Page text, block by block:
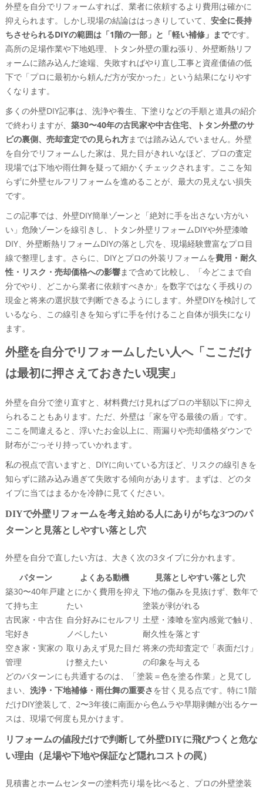
ディングの浮きなど）
外壁リフォームをDIYでできる範囲と「絶対に手を出さな
い方がいい」危険ゾーン
1階部分の外壁塗装や外壁修繕で、現実的にDIYが向い
ているケースとは
DIY外壁リフォームで済まなくなるNG症状を見抜くポ
イント
トタン外壁リフォームや外壁カバー工法をDIYで行う
際に陥りやすい「雨仕舞」と「下地」トラブル
外壁リフォームDIYのやり方と必要な道具を、プロ目線
DIY外壁塗装の基本手順を“なぜこの順番？”から理解
する
外壁DIYに必要な道具と材料を一気にチェック！
高圧洗浄機・マスキングテープ・養生シート・コーキ
ング材・ローラー・外壁用塗料の選び方ガイド
古民家外壁リフォームDIYやトタン外壁張り替えDIYで
絶対に外せない“下地の見極め方”
外壁DIYとプロの外装リフォームを、費用と耐久性とリス
外壁を自分でリフォームした場合のリアルな費用シミ
ュレーション
塗料代や道具代や足場レンタル代など「見える費用」
プロの外壁塗装やサイディング張り替え、トタン外壁
重ね張りの相場感を知ろう
「安い外壁DIY」と「一見高い外装リフォーム」―10
古民家や中古住宅の外壁セルフリフォームで、ネットのま
とめ記事を鵜呑みにしてはいけない理由
スク
トタン外壁DIYやトタン外壁リフォームDIYでサビの裏
外壁断熱リフォームを自分でやる前に知っておきたい
結露・カビ・構造材劣化の話
「500万円あればここまで外装リフォーム可能」
「100万円ならここまで」現実的なラインを知ろう
DIY外壁リフォームが「売却価格」と「将来の選択肢」に
与える意外な影響
自分で外壁をリフォームした家は不動産査定でどう見
られやすいのか
見た目はきれいでも要注意！目地やコーキングや水切
りのチェックポイント
外壁セルフリフォームと外装リフォーム済み物件の売
空き家や再建築不可物件、連棟長屋など訳あり物件で
外壁DIYする前の「出口戦略」
こんな外壁トラブルはDIYで悪化させがち―リアルな現場
外壁を自分でリフォームすれば、業者に依頼するより費用は確かに
抑えられます。しかし現場の結論ははっきりしていて、 安全に長持
ちさせられるDIYの範囲は「1階の一部」と「軽い補修」までです。
高所の足場作業や下地処理、トタン外壁の重ね張り、外壁断熱リフ
ォームに踏み込んだ途端、失敗すればやり直し工事と資産価値の低
下で「プロに最初から頼んだ方が安かった」という結果になりやす
くなります。
多くの外壁DIY記事は、洗浄や養生、下塗りなどの手順と道具の紹介
で終わりますが、 築30〜40年の古民家や中古住宅、トタン外壁のサ
ビの裏側、売却査定での見られ方までは踏み込んでいません。外壁
を自分でリフォームした家は、見た目がきれいなほど、プロの査定
現場では下地や雨仕舞を疑って細かくチェックされます。ここを知
らずに外壁セルフリフォームを進めることが、最大の見えない損失
です。
この記事では、外壁DIY簡単ゾーンと「絶対に手を出さない方がい
い」危険ゾーンを線引きし、トタン外壁リフォームDIYや外壁漆喰
DIY、外壁断熱リフォームDIYの落とし穴を、現場経験豊富なプロ目
線で整理します。さらに、DIYとプロの外装リフォームを費用・耐久
性・リスク・売却価格への影響まで含めて比較し、「今どこまで自
分でやり、どこから業者に依頼すべきか」を数字ではなく手残りの
現金と将来の選択肢で判断できるようにします。外壁DIYを検討して
いるなら、この線引きを知らずに手を付けること自体が損失になり
ます。
外壁を自分でリフォームしたい人へ「ここだけ
は最初に押さえておきたい現実」
外壁を自分で塗り直すと、材料費だけ見ればプロの半額以下に抑え
られることもあります。ただ、外壁は「家を守る最後の盾」です。
ここを間違えると、浮いたお金以上に、雨漏りや売却価格ダウンで
財布がごっそり持っていかれます。
私の視点で言いますと、DIYに向いている方ほど、リスクの線引きを
知らずに踏み込み過ぎて失敗する傾向があります。まずは、どのタ
イプに当てはまるかを冷静に見てください。
DIYで外壁リフォームを考え始める人にありがちな3つのパ
ターンと見落としやすい落とし穴
外壁を自分で直したい方は、大きく次の3タイプに分かれます。
パターン
よくある動機
見落としやすい落とし穴
築30〜40年戸建
て持ち主
とにかく費用を抑え
たい
下地の傷みを見抜けず、数年で
塗装が剥がれる
古民家・中古住
宅好き
自分好みにセルフリ
ノベしたい
土壁・漆喰を室内感覚で触り、
耐久性を落とす
空き家・実家の
管理
取りあえず見た目だ
け整えたい
将来の売却査定で「表面だけ」
の印象を与える
どのパターンにも共通するのは、「塗装＝色を塗る作業」と見てし
まい、 洗浄・下地補修・雨仕舞の重要さを甘く見る点です。特に1階
だけDIY塗装して、2〜3年後に南面から色ムラや早期剥離が出るケー
スは、現場で何度も見かけます。
リフォームの値段だけで判断して外壁DIYに飛びつくと危な
い理由（足場や下地や保証など隠れコストの罠）
見積書とホームセンターの塗料売り場を比べると、プロの外壁塗装